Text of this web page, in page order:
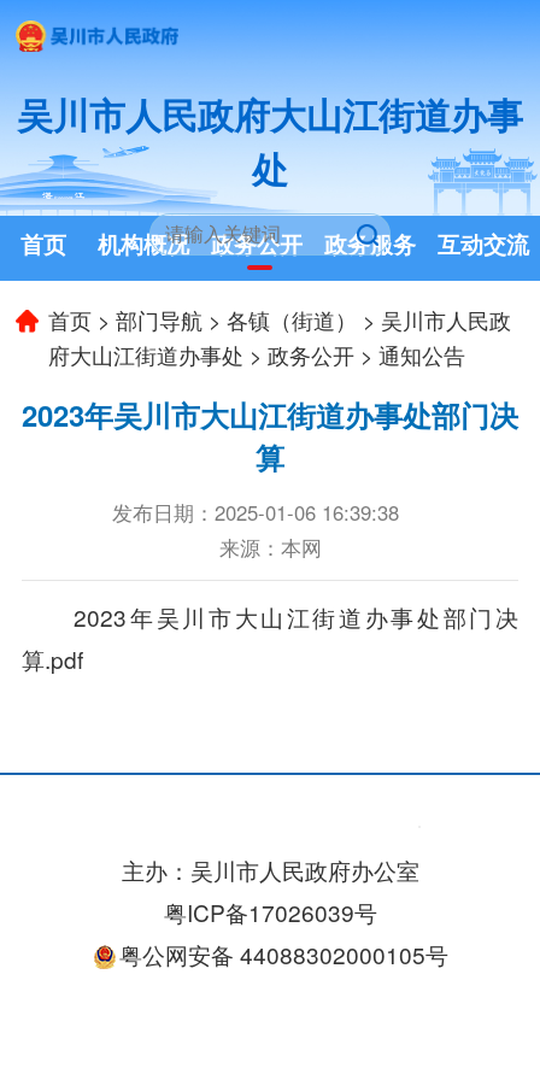
吴川市人民政府大山江街道办事
处
首页 机构概况 政务公开 政务服务 互动交流
首页 >部门导航 >各镇（街道） > 吴川市人民政
府大山江街道办事处 >政务公开 >通知公告
2023年吴川市大山江街道办事处部门决
算
发布日期：2025-01-06 16:39:38
来源：本网
2023年吴川市大山江街道办事处部门决
算.pdf
主办：吴川市人民政府办公室
粤ICP备17026039号
粤公网安备 44088302000105号